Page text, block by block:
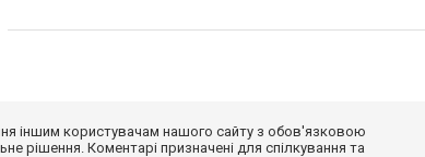
іншим користувачам нашого сайту з обов'язковою
рішення. Коментарі призначені для спілкування та